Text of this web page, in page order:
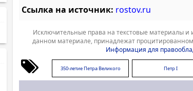
Ссылка на источник: rostov.ru
Исключительные права на текстовые материалы
данном материале, принадлежат
Информация для
350-летие Петра Великого Петр I